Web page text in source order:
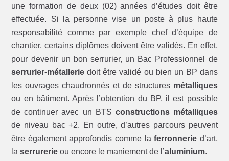
une formation de deux (02) années d’études doit être
effectuée. Si la personne vise un poste à plus haute
responsabilité comme par exemple chef d’équipe de
chantier, certains diplômes doivent être validés. En effet,
pour devenir un bon serrurier, un Bac Professionnel de
serrurier-métallerie doit être validé ou bien un BP dans
les ouvrages chaudronnés et de structures métalliques
ou en bâtiment. Après l’obtention du BP, il est possible
de continuer avec un BTS constructions métalliques
de niveau bac +2. En outre, d’autres parcours peuvent
être également approfondis comme laferronnerie d’art,
laserrurerie ou encore le maniement de l’aluminium.